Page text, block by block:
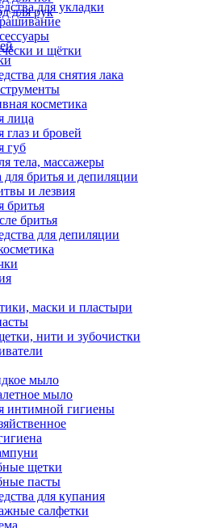
для рукдля укладки
и щётки
для снятия лака
косметика
лица
глаз и бровей
губ
тела, массажеры
для бритья и депиляции
и лезвия
бритья
бритья
для депиляции
маски и пластыри
нити и зубочистки
мыло
мыло
интимной гигиены
щетки
пасты
для купания
салфетки